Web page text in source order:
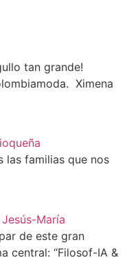
tan grande!
Ximena
las familias que nos
María
de este gran
central: “Filosof-IA &